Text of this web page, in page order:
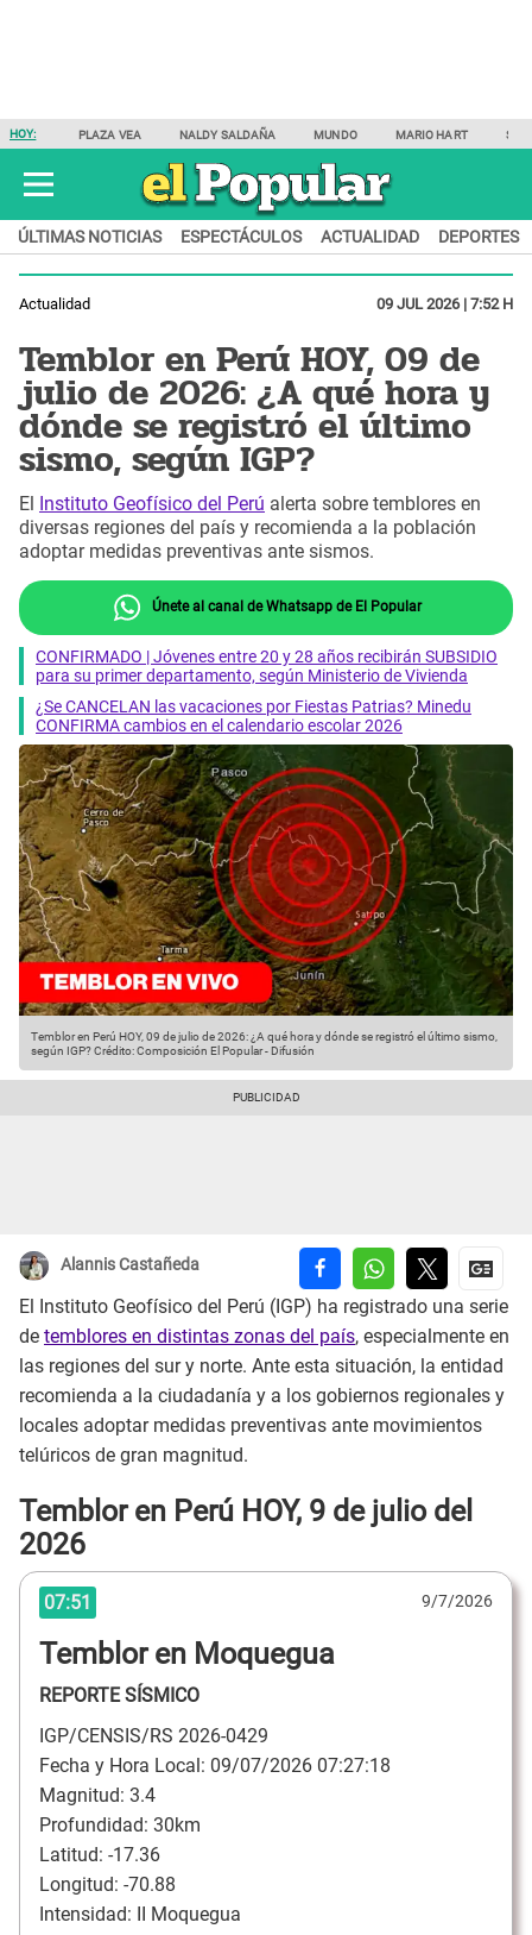
HOY: PLAZA VEA NALDY SALDAÑA MUNDO MARIO HART
ÚLTIMAS NOTICIAS ESPECTÁCULOS ACTUALIDAD DEPORTES
Actualidad 09 JUL 2026 | 7:52 H
Temblor en Perú HOY, 09 de
julio de 2026: ¿A qué hora y
dónde se registró el último
sismo, según IGP?
El Instituto Geofísico del Perú alerta sobre temblores en
diversas regiones del país y recomienda a la población
adoptar medidas preventivas ante sismos.
Únete al canal de Whatsapp de El Popular
CONFIRMADO | Jóvenes entre 20 y 28 años recibirán SUBSIDIO
para su primer departamento, según Ministerio de Vivienda
¿Se CANCELAN las vacaciones por Fiestas Patrias? Minedu
CONFIRMA cambios en el calendario escolar 2026
Temblor en Perú HOY, 09 de julio de 2026: ¿A qué hora y dónde se registró el último sismo,
según IGP?Crédito: Composición El Popular - Difusión
Alannis Castañeda
El Instituto Geofísico del Perú (IGP) ha registrado una serie
de temblores en distintas zonas del país, especialmente en
las regiones del sur y norte. Ante esta situación, la entidad
recomienda a la ciudadanía y a los gobiernos regionales y
locales adoptar medidas preventivas ante movimientos
telúricos de gran magnitud.
Temblor en Perú HOY, 9 de julio del
2026
07:51 9/7/2026
Temblor en Moquegua
REPORTE SÍSMICO
IGP/CENSIS/RS 2026-0429
Fecha y Hora Local: 09/07/2026 07:27:18
Magnitud: 3.4
Profundidad: 30km
Latitud: -17.36
Longitud: -70.88
Intensidad: II Moquegua